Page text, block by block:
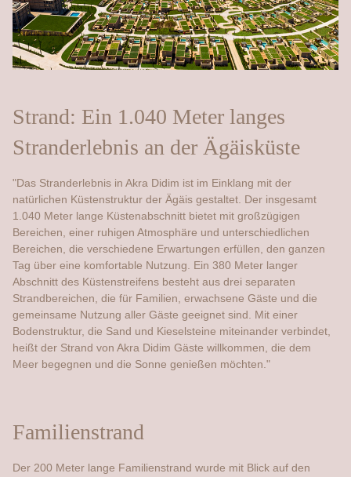
Strand: Ein 1.040 Meter langes
Stranderlebnis an der Ägäisküste
"Das Stranderlebnis in Akra Didim ist im Einklang mit der
natürlichen Küstenstruktur der Ägäis gestaltet. Der insgesamt
1.040 Meter lange Küstenabschnitt bietet mit großzügigen
Bereichen, einer ruhigen Atmosphäre und unterschiedlichen
Bereichen, die verschiedene Erwartungen erfüllen, den ganzen
Tag über eine komfortable Nutzung. Ein 380 Meter langer
Abschnitt des Küstenstreifens besteht aus drei separaten
Strandbereichen, die für Familien, erwachsene Gäste und die
gemeinsame Nutzung aller Gäste geeignet sind. Mit einer
Bodenstruktur, die Sand und Kieselsteine miteinander verbindet,
heißt der Strand von Akra Didim Gäste willkommen, die dem
Meer begegnen und die Sonne genießen möchten."
Familienstrand
Der 200 Meter lange Familienstrand wurde mit Blick auf den